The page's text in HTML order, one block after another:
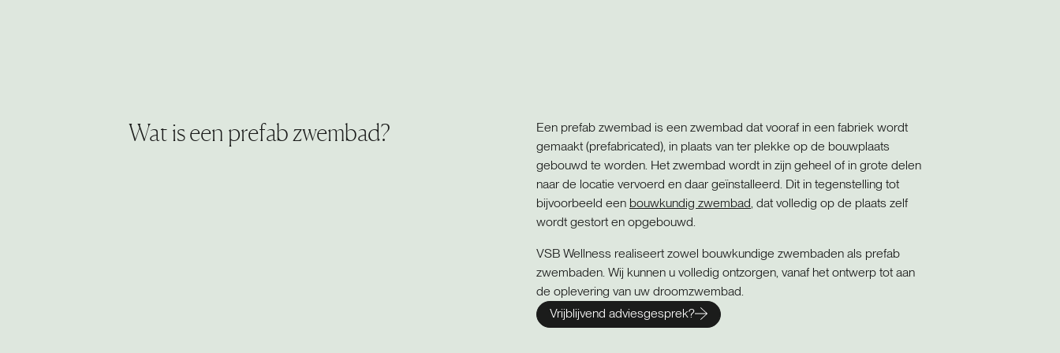
Wat is een prefab zwembad?
Een prefab zwembad is een zwembad dat vooraf in een fabriek wordt
gemaakt (prefabricated), in plaats van ter plekke op de bouwplaats
gebouwd te worden. Het zwembad wordt in zijn geheel of in grote delen
naar de locatie vervoerd en daar geïnstalleerd. Dit in tegenstelling tot
bijvoorbeeld een bouwkundig zwembad, dat volledig op de plaats zelf
wordt gestort en opgebouwd.
VSB Wellness realiseert zowel bouwkundige zwembaden als prefab
zwembaden. Wij kunnen u volledig ontzorgen, vanaf het ontwerp tot aan
de oplevering van uw droomzwembad.
Vrijblijvend adviesgesprek?